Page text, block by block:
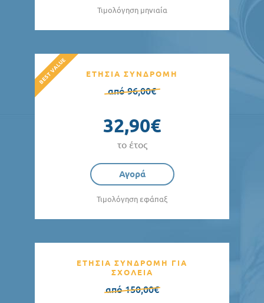
Τιμολόγηση μηνιαία
ΕΤΗΣΙΑ ΣΥΝΔΡΟΜΗ
από 96,00€
32,90€
το έτος
Αγορά
Τιμολόγηση εφάπαξ
ΕΤΗΣΙΑ ΣΥΝΔΡΟΜΗ ΓΙΑ
ΣΧΟΛΕΙΑ
από 150,00€